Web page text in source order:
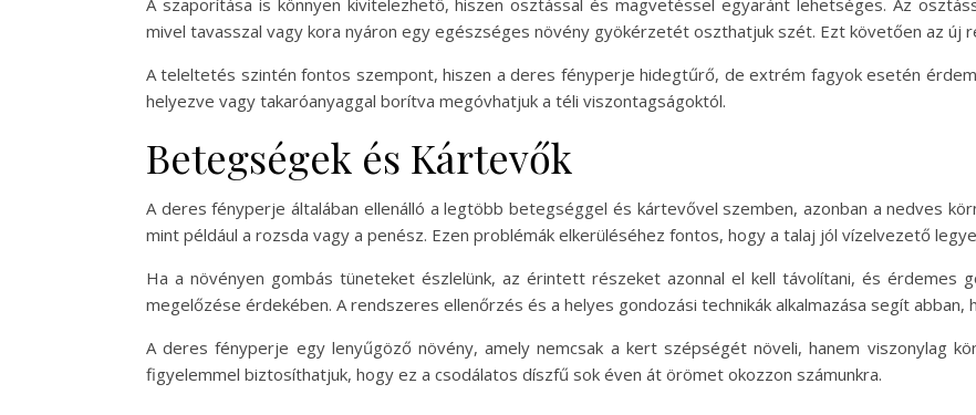
A szaporítása is könnyen kivitelezhető, hiszen osztással és magvetéssel egyaránt lehetséges. Az
mivel tavasszal vagy kora nyáron egy egészséges növény gyökérzetét oszthatjuk szét. Ezt követően az új
A teleltetés szintén fontos szempont, hiszen a deres fényperje hidegtűrő, de extrém fagyok esetén
helyezve vagy takaróanyaggal borítva megóvhatjuk a téli viszontagságoktól.
Betegségek és Kártevők
A deres fényperje általában ellenálló a legtöbb betegséggel és kártevővel szemben, azonban a nedves
mint például a rozsda vagy a penész. Ezen problémák elkerüléséhez fontos, hogy a talaj jól vízelvezető
Ha a növényen gombás tüneteket észlelünk, az érintett részeket azonnal el kell távolítani, és érdemes
megelőzése érdekében. A rendszeres ellenőrzés és a helyes gondozási technikák alkalmazása segít
A deres fényperje egy lenyűgöző növény, amely nemcsak a kert szépségét növeli, hanem viszonylag
figyelemmel biztosíthatjuk, hogy ez a csodálatos díszfű sok éven át örömet okozzon számunkra.